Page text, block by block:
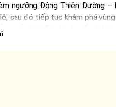
ngưỡng Động Thiên Đường –
sau đó tiếp tục khám phá vùng
khốc liệt. Đây là chuyến đi lý
& lịch sử và thiên nhiên chỉ
phố Đồng Hới. Chuẩn bị